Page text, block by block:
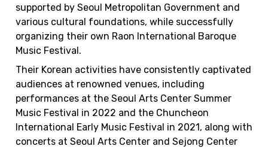
supported by Seoul Metropolitan Government and
various cultural foundations, while successfully
organizing their own Raon International Baroque
Music Festival.
Their Korean activities have consistently captivated
audiences at renowned venues, including
performances at the Seoul Arts Center Summer
Music Festival in 2022 and the Chuncheon
International Early Music Festival in 2021, along with
concerts at Seoul Arts Center and Sejong Center